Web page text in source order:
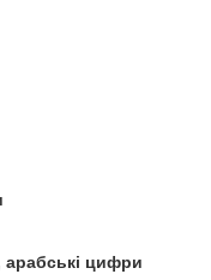
арабські цифри